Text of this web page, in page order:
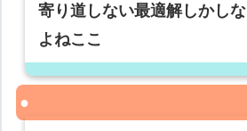
寄り道しない最適解しかし
よねここ